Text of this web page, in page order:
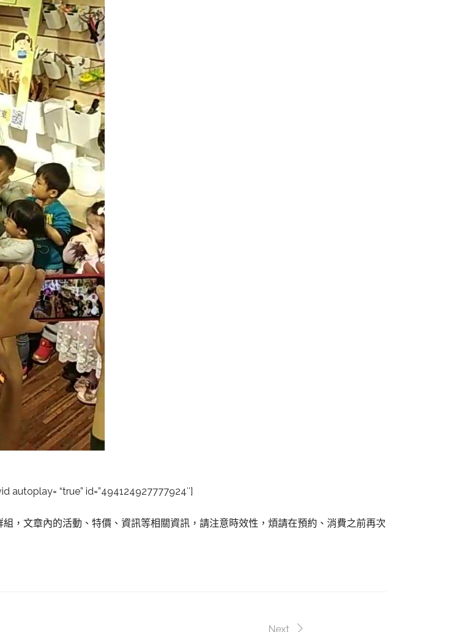
autoplay= “true” id=”494124927777924″]
，文章內的活動、特價、資訊等相關資訊，請注意時效性，煩請在預約、消費之前再次
Next